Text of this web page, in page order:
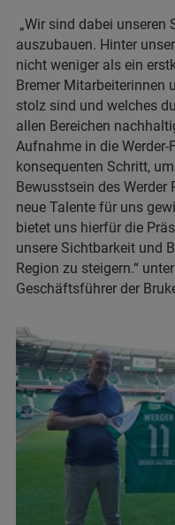
„Wir sind dabei unseren
auszubauen. Hinter
nicht weniger als ein
Bremer Mitarbeiterinnen
stolz sind und welches
allen Bereichen
Aufnahme in die
konsequenten Schritt,
Bewusstsein des
neue Talente für uns
bietet uns hierfür die
unsere Sichtbarkeit und
Region zu steigern.“
Geschäftsführer der